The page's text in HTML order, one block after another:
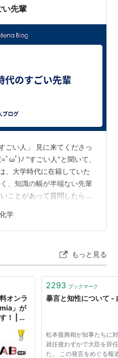
大部屋である。さらには個
の研究室では、院生一人一
ある。
務づけられているためであ
人につき大学院生３人とり
、象牙の塔、大学院
研究成功マニュアル 科
デリック・グリンネル ]
・雑誌・コミック>科学・医
い先輩
ごい人」 見に来てくださっ
ﾟωﾟ)ﾉ "すごい人"と聞いて、
、大学時代に在籍していた
、知識の幅が半端ない先輩
ことがあって質問したら
磁気共鳴。合成したモノ
機器)のチャートをパッと見
はココとココで……」と一発
イトや、ためになる参考
…
化学
もっと見る
オンラ
」が
！ | 立
2293 ブックマーク
暴言と知性について -
松本復興相が知事たちに
就任後わずかで大臣を辞
た。 この発言をめぐる報